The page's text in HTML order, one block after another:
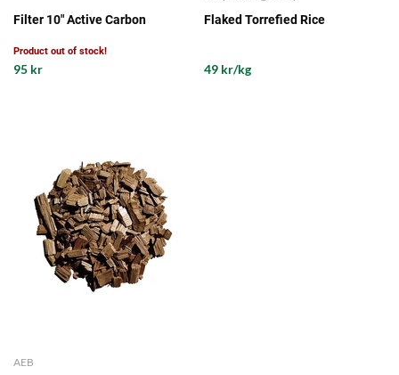
Filter 10" Active Carbon
Product out of stock!
95 kr
Flaked Torrefied Rice
49 kr/kg
AEB